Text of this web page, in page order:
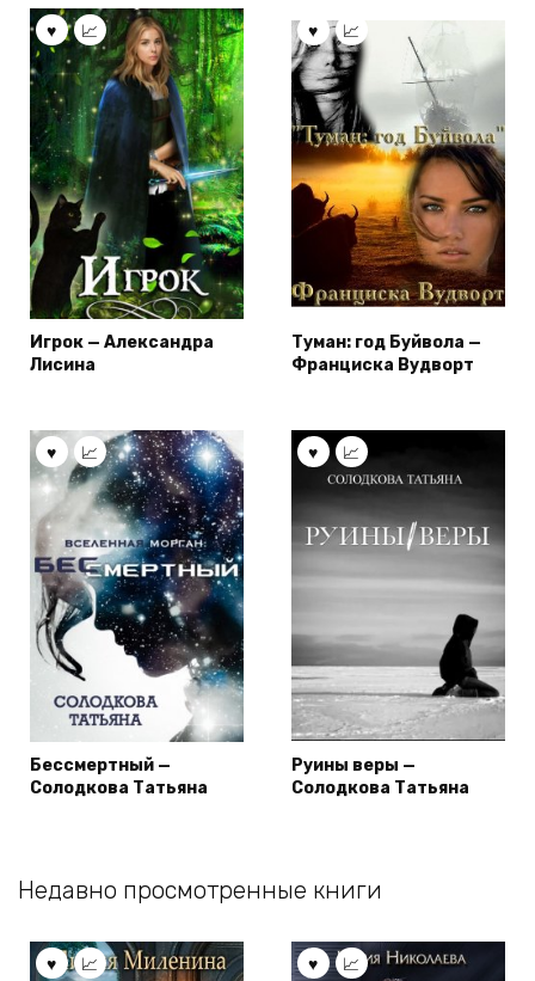
Игрок — Александра
Лисина
Туман: год Буйвола —
Франциска Вудворт
Бессмертный —
Солодкова Татьяна
Руины веры —
Солодкова Татьяна
Недавно просмотренные книги